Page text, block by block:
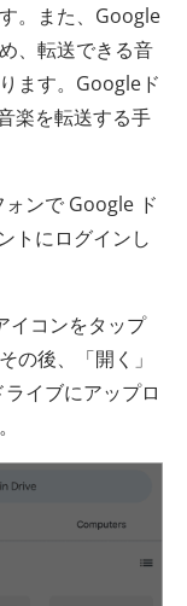
。また、Google
、転送できる音
ます。Googleド
楽を転送する手
ンで Google ド
トにログインし
イコンをタップ
の後、「開く」
イブにアップロ